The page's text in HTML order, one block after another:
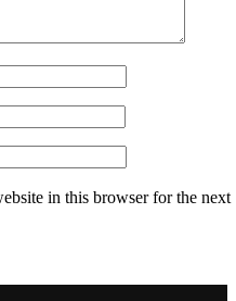
in this browser for the next